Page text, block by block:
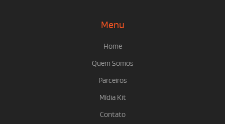
Menu
Home
Quem Somos
Parceiros
Mídia Kit
Contato